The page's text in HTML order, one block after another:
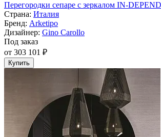
Перегородки сепаре с зеркалом IN-
Страна: Италия
Бренд: Arketipo
Дизайнер: Gino Carollo
Под заказ
от 303 101 ₽
Купить